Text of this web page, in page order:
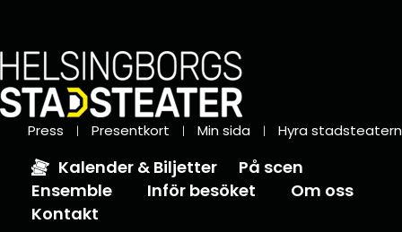
Press Presentkort Min sida Hyra stadsteatern
Kalender & Biljetter
På scen
Ensemble
Inför besöket
Om oss
Kontakt